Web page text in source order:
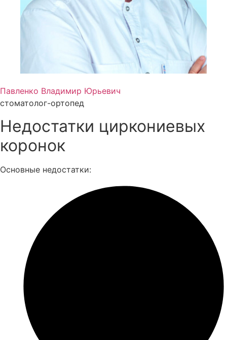
Павленко Владимир Юрьевич
стоматолог-ортопед
Недостатки циркониевых
коронок
Основные недостатки: